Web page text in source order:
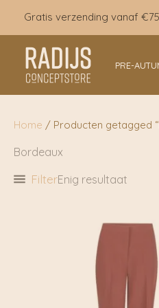
inhoud
Gratis verzending vanaf
PRE-
Home / Producten getagged
Bordeaux
FilterEnig resultaat